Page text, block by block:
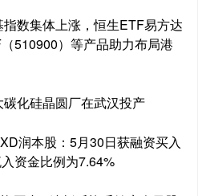
数集体上涨，恒生ETF易方达
510900）等产品助力布局港
化硅晶圆厂在武汉投产
润本股：5月30日获融资买入
资金比例为7.64%